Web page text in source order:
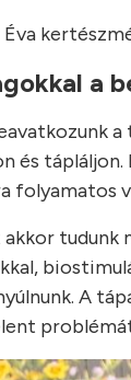
a
és
folyamatos
tudunk
A